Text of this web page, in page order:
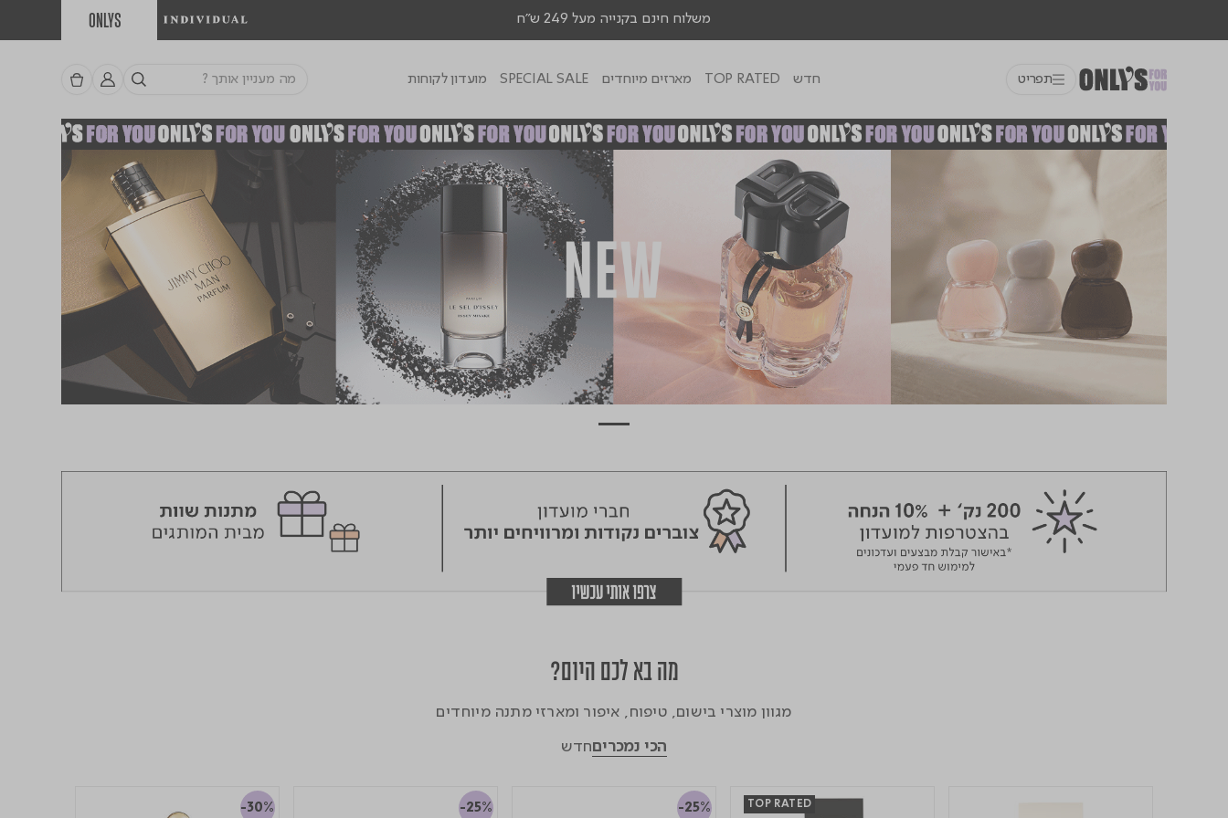
משלוח חינם בקנייה מעל 249 ש"ח ONLYS
תפריט חדש TOP RATED מארזים מיוחדים SPECIAL SALE מועדון לקוחות
מה בא לכם היום?
מגוון מוצרי בישום, טיפוח, איפור ומארזי מתנה מיוחדים
הכי נמכריםחדש
TOP RATED
-25%
-25%
-30%